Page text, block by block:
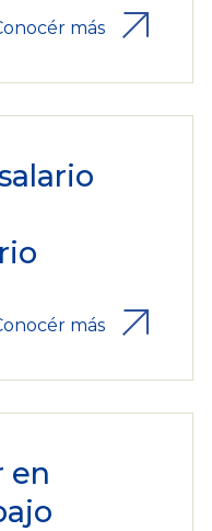
más
más
en